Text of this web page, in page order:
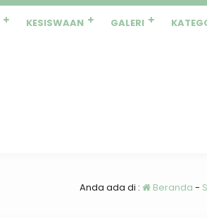
KESISWAAN GALERI
Anda ada di : Beranda -